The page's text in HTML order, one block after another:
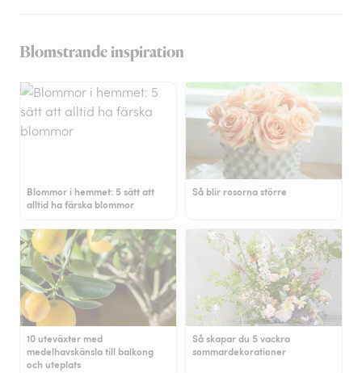
Blomstrande inspiration
Blommor i hemmet: 5 sätt att
alltid ha färska blommor
Så blir rosorna större
10 uteväxter med
medelhavskänsla till balkong
och uteplats
Så skapar du 5 vackra
sommardekorationer